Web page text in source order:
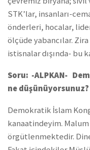
STK’lar, insanları-
önderleri, hocalar,
ölçüde yabancılar.
istisnalar dışında- bu
Soru: -ALPKAN-
ne düşünüyorsunuz?
Demokratik İslam
kanaatindeyim.
örgütlenmektedir.